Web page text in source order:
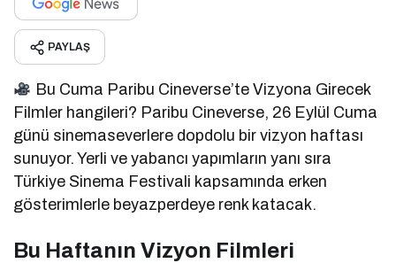
PAYLAŞ
Bu Cuma Paribu Cineverse’te Vizyona Girecek
Filmler hangileri? Paribu Cineverse, 26 Eylül Cuma
günü sinemaseverlere dopdolu bir vizyon haftası
sunuyor. Yerli ve yabancı yapımların yanı sıra
Türkiye Sinema Festivali kapsamında erken
gösterimlerle beyazperdeye renk katacak.
Bu Haftanın Vizyon Filmleri